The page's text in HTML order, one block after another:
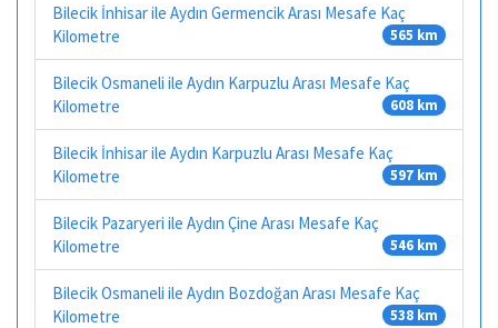
Bilecik İnhisar ile Aydın Germencik Arası Mesafe Kaç
Kilometre
565 km
Bilecik Osmaneli ile Aydın Karpuzlu Arası Mesafe Kaç
Kilometre
608 km
Bilecik İnhisar ile Aydın Karpuzlu Arası Mesafe Kaç
Kilometre
597 km
Bilecik Pazaryeri ile Aydın Çine Arası Mesafe Kaç
Kilometre
546 km
Bilecik Osmaneli ile Aydın Bozdoğan Arası Mesafe Kaç
Kilometre
538 km